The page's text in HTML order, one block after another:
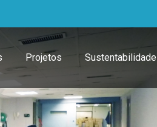
Projetos Sustentabilidade